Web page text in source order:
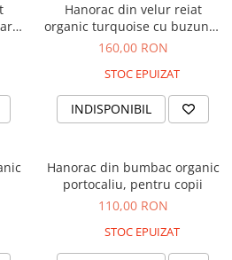
Hanorac din velur reiat
organic turquoise cu buzunar
frontal gri, pentru băieți, 7
160,00 RON
STOC EPUIZAT
INDISPONIBIL
Hanorac din bumbac organic
portocaliu, pentru copii
110,00 RON
STOC EPUIZAT